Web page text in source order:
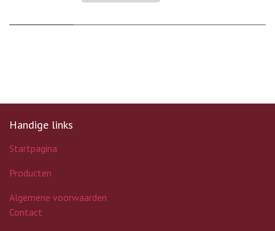
Handige links
Startpagina
Producten
Algemene voorwaarden
Contact